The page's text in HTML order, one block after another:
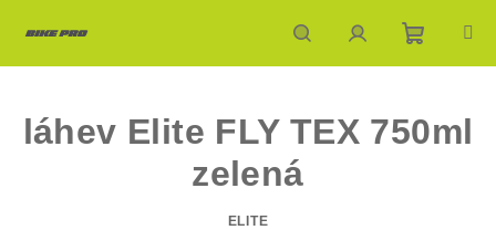
HledatPřihlášeníNákupní
košík
láhev Elite FLY TEX 750ml
zelená
ELITE